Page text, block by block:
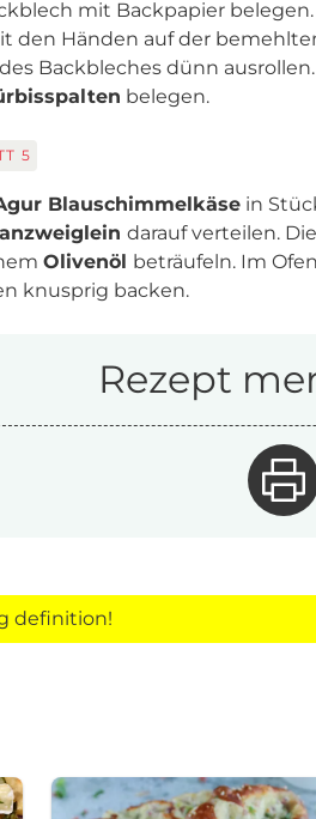
mit Backpapier
den Händen auf der
Backbleches dünn
belegen.
5
Blauschimmelkäse in
darauf verteilen. Die
Olivenöl beträufeln. Im
knusprig backen.
Rezept
definition!